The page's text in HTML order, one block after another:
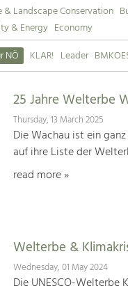
& Landscape Conservation
& Energy Economy
NÖ KLAR! Leader
25 Jahre Welterbe
Thursday, 13 March 2025
Die Wachau ist ein
auf ihre Liste der
read more »
Welterbe &
Wednesday, 01 May 2024